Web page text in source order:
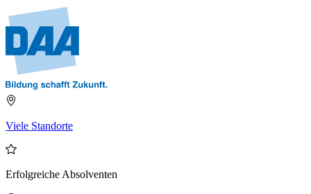
Viele Standorte
Erfolgreiche Absolventen